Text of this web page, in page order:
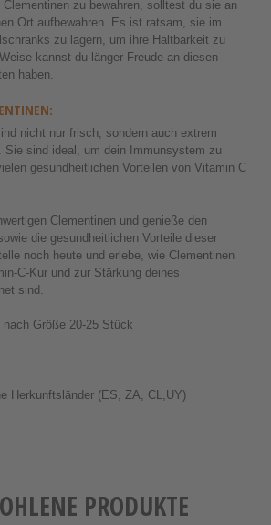
zu bewahren, solltest du sie an
Ort aufbewahren. Es ist ratsam, sie im
zu lagern, um ihre Haltbarkeit zu
kannst du länger Freude an diesen
haben.
nicht nur frisch, sondern auch extrem
Sie sind ideal, um dein Immunsystem zu
gesundheitlichen Vorteilen von Vitamin C
Clementinen und genieße den
die gesundheitlichen Vorteile dieser
noch heute und erlebe, wie Clementinen
C-Kur und zur Stärkung deines
sind.
Größe 20-25 Stück
Herkunftsländer (ES, ZA, CL,UY)
PRODUKTE